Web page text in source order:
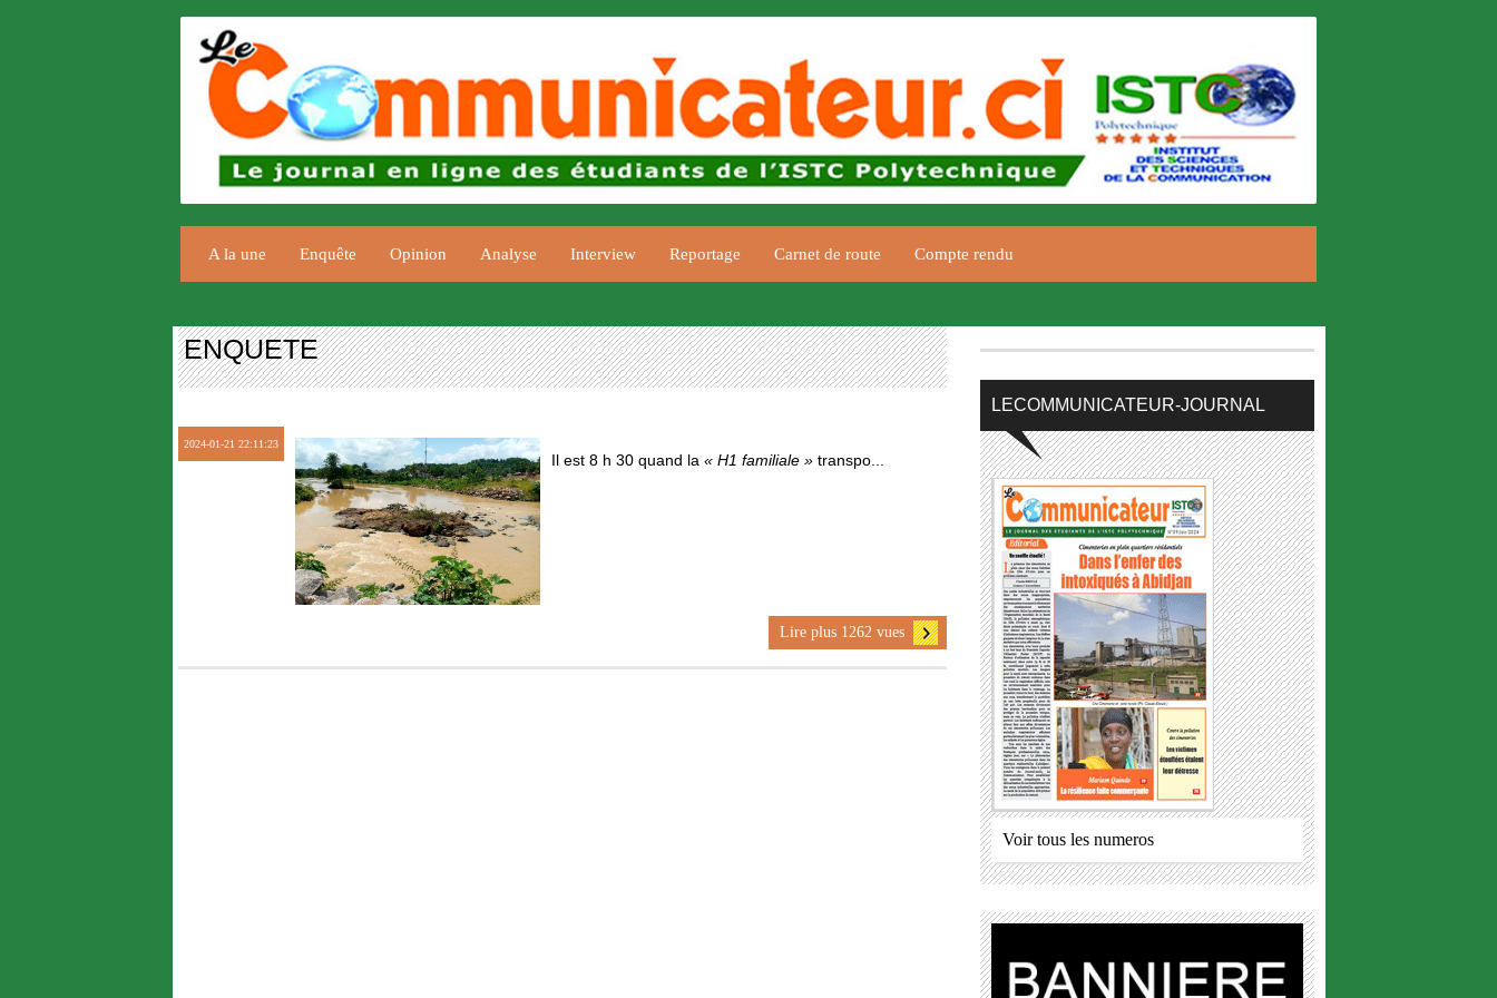
A la une Enquête Opinion Analyse Interview Reportage Carnet de route Compte rendu
ENQUETE
2024-01-21 22:11:23
Il est 8 h 30 quand la « H1 familiale »transpo...
Lire plus 1262 vues
LECOMMUNICATEUR-JOURNAL
Voir tous les numeros